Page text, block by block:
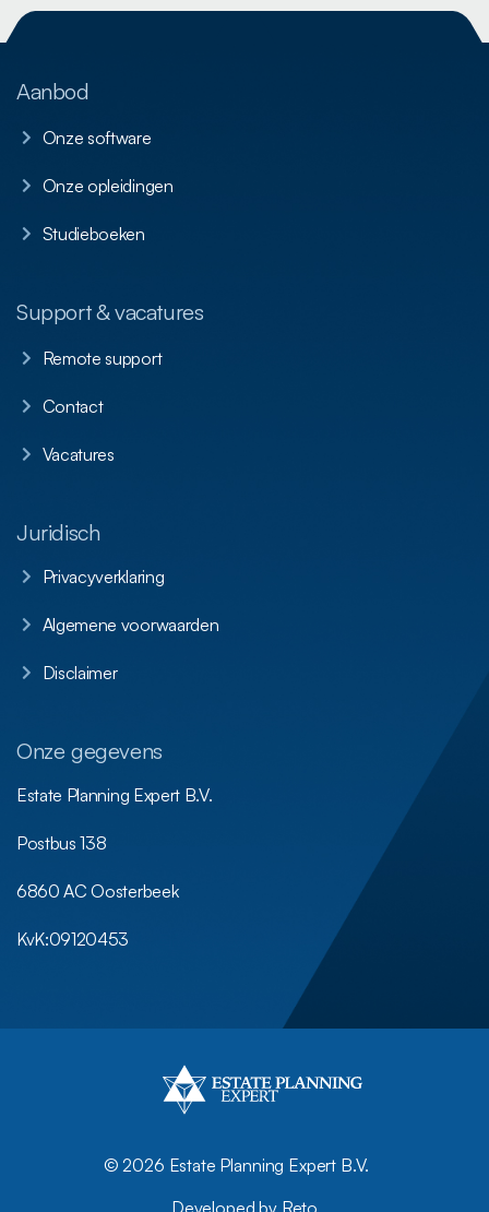
Aanbod
Onze software
Onze opleidingen
Studieboeken
Support & vacatures
Remote support
Contact
Vacatures
Juridisch
Privacyverklaring
Algemene voorwaarden
Disclaimer
Onze gegevens
Estate Planning Expert B.V.
Postbus 138
6860 AC Oosterbeek
KvK:09120453
©2026 Estate Planning Expert B.V.
Developed by Reto